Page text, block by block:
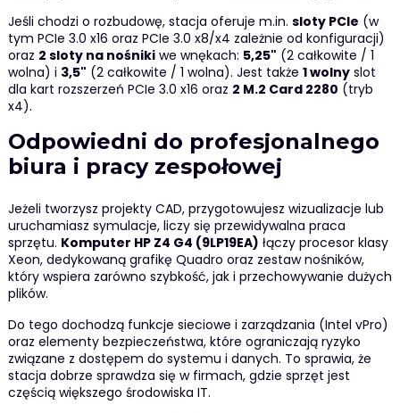
Jeśli chodzi o rozbudowę, stacja oferuje m.in. sloty PCIe (w
tym PCIe 3.0 x16 oraz PCIe 3.0 x8/x4 zależnie od konfiguracji)
oraz 2 sloty na nośnikiwe wnękach: 5,25" (2 całkowite / 1
wolna) i 3,5" (2 całkowite / 1 wolna). Jest także 1 wolnyslot
dla kart rozszerzeń PCIe 3.0 x16 oraz 2 M.2 Card 2280 (tryb
x4).
Odpowiedni do profesjonalnego
biura i pracy zespołowej
Jeżeli tworzysz projekty CAD, przygotowujesz wizualizacje lub
uruchamiasz symulacje, liczy się przewidywalna praca
sprzętu. Komputer HP Z4 G4 (9LP19EA) łączy procesor klasy
Xeon, dedykowaną grafikę Quadro oraz zestaw nośników,
który wspiera zarówno szybkość, jak i przechowywanie dużych
plików.
Do tego dochodzą funkcje sieciowe i zarządzania (Intel vPro)
oraz elementy bezpieczeństwa, które ograniczają ryzyko
związane z dostępem do systemu i danych. To sprawia, że
stacja dobrze sprawdza się w firmach, gdzie sprzęt jest
częścią większego środowiska IT.